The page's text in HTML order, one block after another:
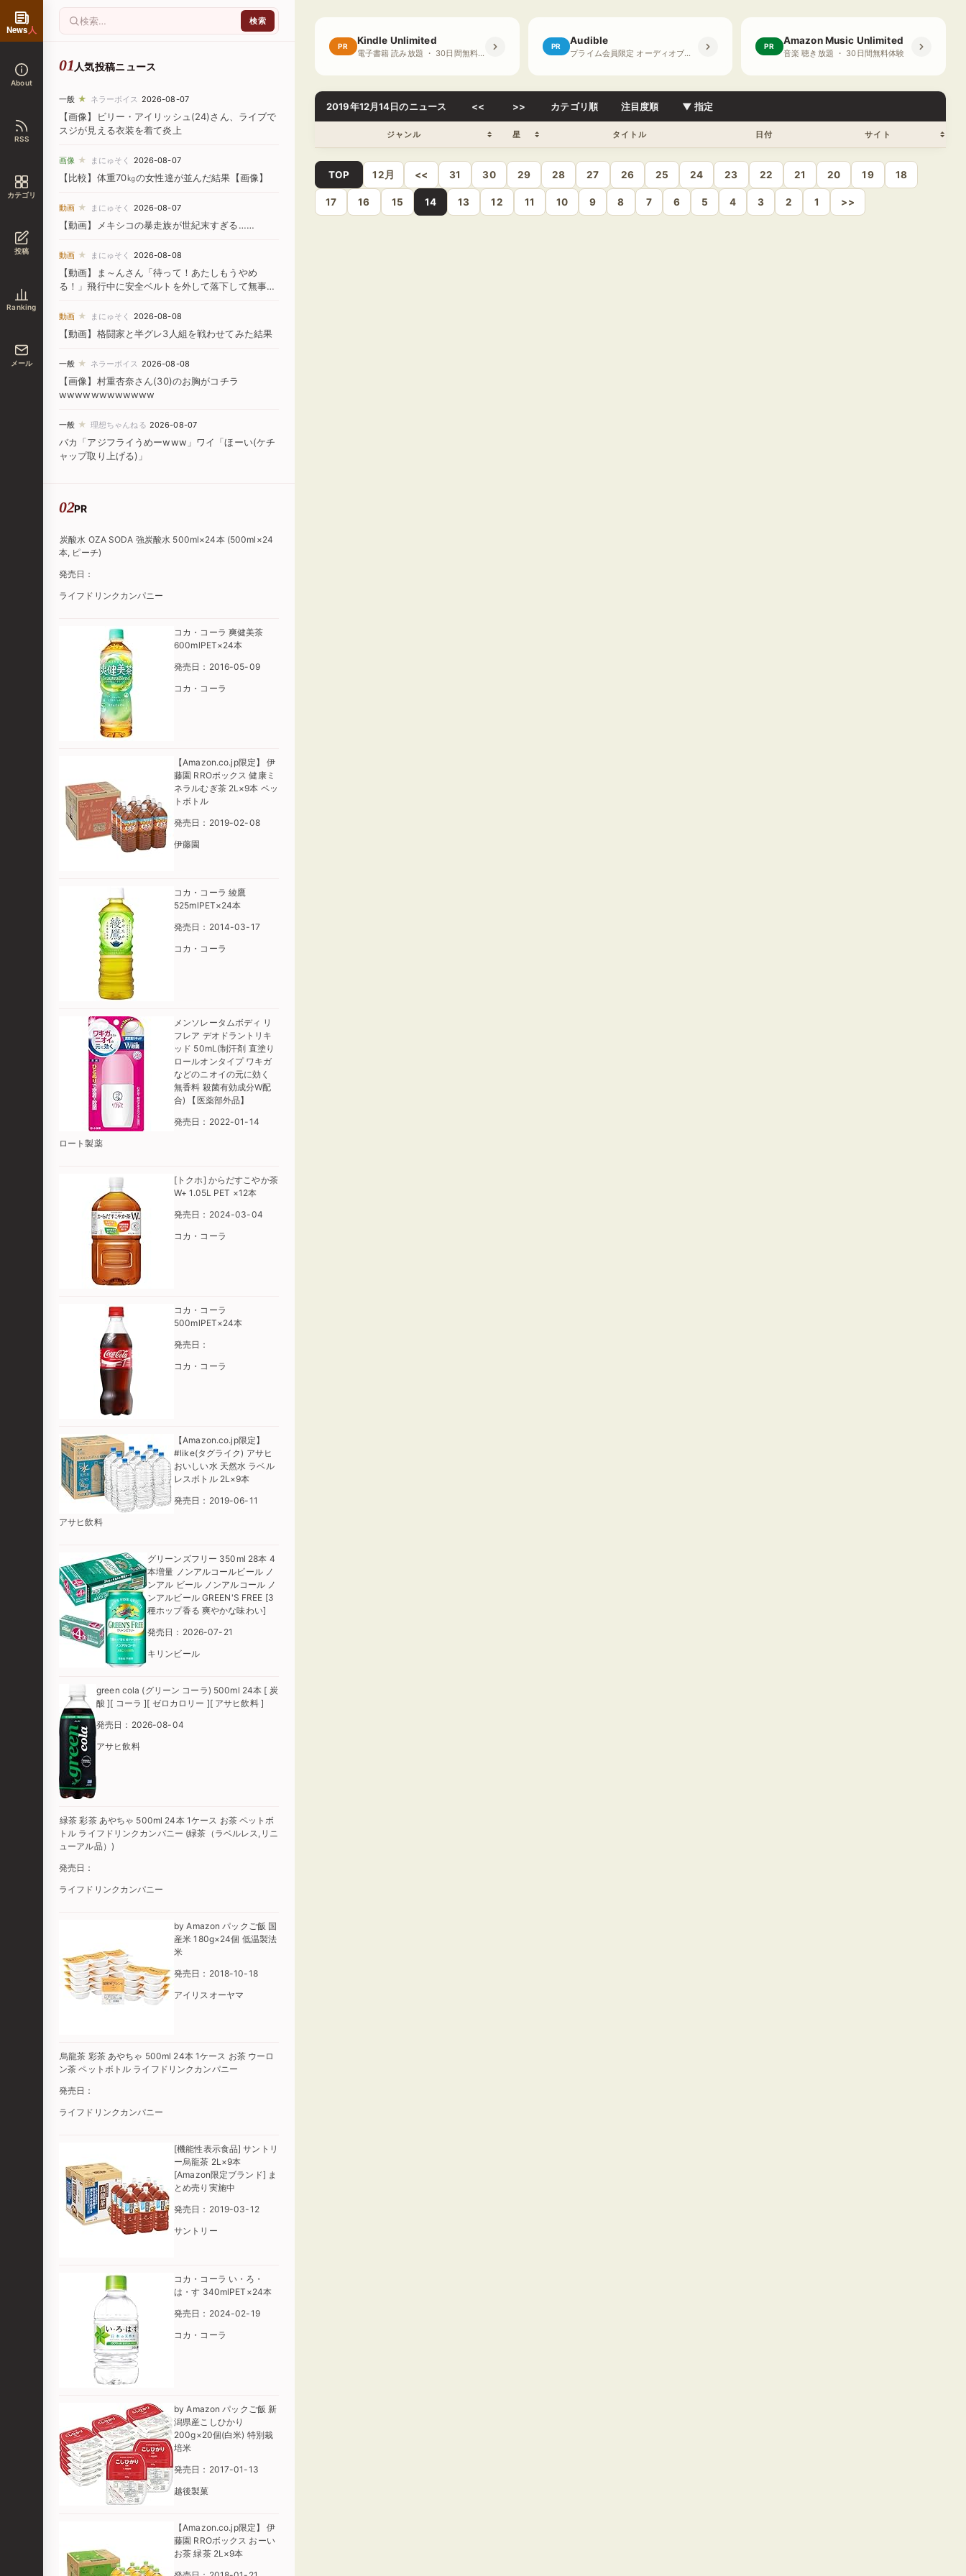
News人
About
RSS
カテゴリ
投稿
Ranking
メール
人気投稿ニュース
一般 ★ ネラーボイス 2026-08-07
【画像】ビリー・アイリッシュ(24)さん、ライブで
スジが見える衣装を着て炎上
画像 ★ まにゅそく 2026-08-07
【比較】体重70㎏の女性達が並んだ結果【画像】
動画 ★ まにゅそく 2026-08-07
【動画】メキシコの暴走族が世紀末すぎる……
動画 ★ まにゅそく 2026-08-08
【動画】ま～んさん「待って！あたしもうやめ
る！」飛行中に安全ベルトを外して落下して無事死
動画 ★ まにゅそく 2026-08-08
【動画】格闘家と半グレ3人組を戦わせてみた結果
一般 ★ ネラーボイス 2026-08-08
【画像】村重杏奈さん(30)のお胸がコチラ
wwwwwwwwwwww
一般 ★ 理想ちゃんねる 2026-08-07
バカ「アジフライうめーwww」ワイ「ほーい(ケチ
ャップ取り上げる)」
PR
炭酸水 OZA SODA 強炭酸水 500ml×24本 (500ml×24
本, ピーチ)
発売日：
ライフドリンクカンパニー
コカ・コーラ 爽健美茶
600mlPET×24本
発売日：2016-05-09
コカ・コーラ
【Amazon.co.jp限定】 伊
藤園 RROボックス 健康ミ
ネラルむぎ茶 2L×9本 ペッ
トボトル
発売日：2019-02-08
伊藤園
コカ・コーラ 綾鷹
525mlPET×24本
発売日：2014-03-17
コカ・コーラ
メンソレータムボディ リ
フレア デオドラントリキ
ッド 50mL(制汗剤 直塗り
ロールオンタイプ ワキガ
などのニオイの元に効く
無香料 殺菌有効成分W配
合) 【医薬部外品】
発売日：2022-01-14
ロート製薬
[トクホ] からだすこやか茶
W+ 1.05L PET ×12本
発売日：2024-03-04
コカ・コーラ
コカ・コーラ
500mlPET×24本
発売日：
コカ・コーラ
【Amazon.co.jp限定】
#like(タグライク) アサヒ
おいしい水 天然水 ラベル
レスボトル 2L×9本
発売日：2019-06-11
アサヒ飲料
グリーンズフリー 350ml 28本 4
本増量 ノンアルコールビール ノ
ンアル ビール ノンアルコール ノ
ンアルビール GREEN'S FREE [3
種ホップ香る 爽やかな味わい]
発売日：2026-07-21
キリンビール
green cola (グリーン コーラ) 500ml 24本 [ 炭
酸 ][ コーラ ][ ゼロカロリー ][ アサヒ飲料 ]
発売日：2026-08-04
アサヒ飲料
緑茶 彩茶 あやちゃ 500ml 24本 1ケース お茶 ペットボ
トル ライフドリンクカンパニー (緑茶（ラベルレス,リニ
ューアル品）)
発売日：
ライフドリンクカンパニー
by Amazon パックご飯 国
産米 180g×24個 低温製法
米
発売日：2018-10-18
アイリスオーヤマ
烏龍茶 彩茶 あやちゃ 500ml 24本 1ケース お茶 ウーロ
ン茶 ペットボトル ライフドリンクカンパニー
発売日：
ライフドリンクカンパニー
[機能性表示食品] サントリ
ー烏龍茶 2L×9本
[Amazon限定ブランド] ま
とめ売り実施中
発売日：2019-03-12
サントリー
コカ・コーラ い・ろ・
は・す 340mlPET×24本
発売日：2024-02-19
コカ・コーラ
by Amazon パックご飯 新
潟県産こしひかり
200g×20個(白米) 特別栽
培米
発売日：2017-01-13
越後製菓
【Amazon.co.jp限定】 伊
藤園 RROボックス おーい
お茶 緑茶 2L×9本
PR Kindle Unlimited
電子書籍 読み放題 ・ 30日間無料体験
PR Audible
プライム会員限定 オーディオブック ・ 30日間無料体験
PR Amazon Music Unlimited
音楽 聴き放題 ・ 30日間無料体験
2019年12月14日のニュース << >> カテゴリ順 注目度順 ▼ 指定
ジャンル 星 タイトル 日付 サイト
TOP 12月 << 31 30 29 28 27 26 25 24 23 22 21 20 19 18
17 16 15 14 13 12 11 10 9 8 7 6 5 4 3 2 1 >>